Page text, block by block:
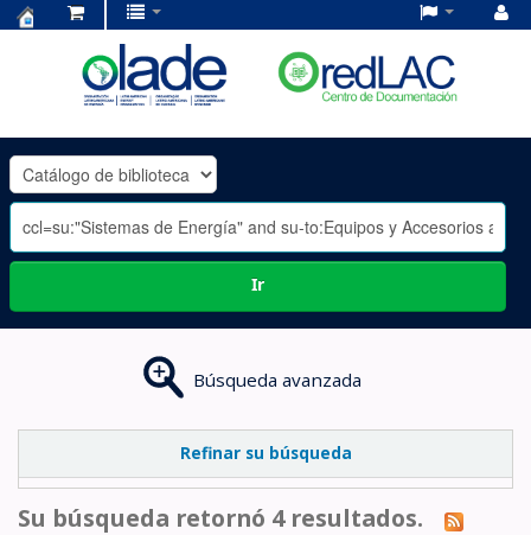
OLADE
-
Ir
Búsqueda avanzada
Refinar su búsqueda
Su búsqueda retornó 4 resultados.